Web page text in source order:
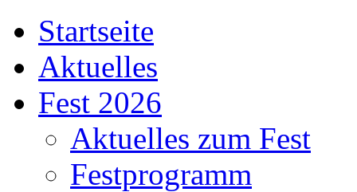
Startseite
Aktuelles
Fest 2026
Aktuelles zum Fest
Festprogramm